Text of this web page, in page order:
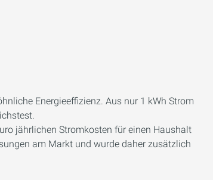
Energieeffizienz. Aus nur 1 kWh Strom
jährlichen Stromkosten für einen Haushalt
am Markt und wurde daher zusätzlich